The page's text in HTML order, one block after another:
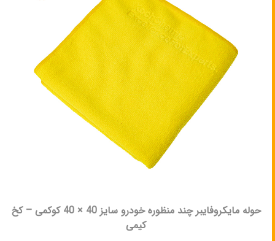
حوله مایکروفایبر چند منظوره خودرو سایز 40 × 40 کوکمی – کخ
کیمی